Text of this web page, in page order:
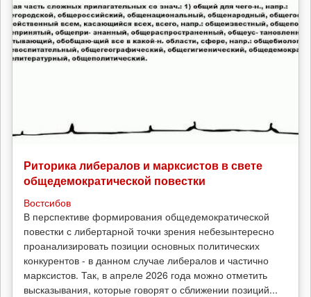
Риторика либералов и марксистов в свете
общедемократической повестки
Востсибов
В перспективе формирования общедемократической
повестки с либертарной точки зрения небезынтересно
проанализировать позиции основных политических
конкурентов - в данном случае либералов и частично
марксистов. Так, в апреле 2026 года можно отметить
высказывания, которые говорят о сближении позиций...